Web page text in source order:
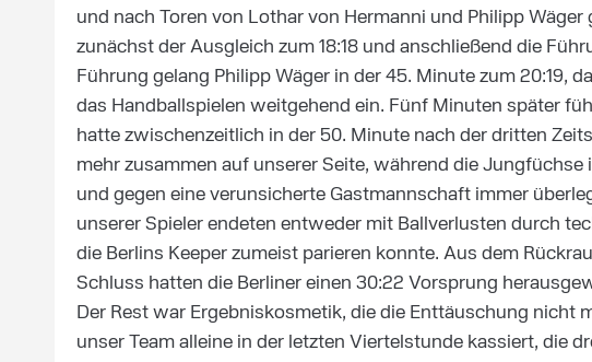
und nach Toren von Lothar von Hermanni und Philipp
zunächst der Ausgleich zum 18:18 und anschließend die
Führung gelang Philipp Wäger in der 45. Minute zum 20:19,
das Handballspielen weitgehend ein. Fünf Minuten später
hatte zwischenzeitlich in der 50. Minute nach der dritten
mehr zusammen auf unserer Seite, während die
und gegen eine verunsicherte Gastmannschaft immer
unserer Spieler endeten entweder mit Ballverlusten durch
die Berlins Keeper zumeist parieren konnte. Aus dem
Schluss hatten die Berliner einen 30:22 Vorsprung
Der Rest war Ergebniskosmetik, die die Enttäuschung nicht
unser Team alleine in der letzten Viertelstunde kassiert, die